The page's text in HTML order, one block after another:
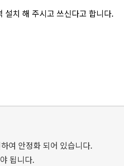
설치 해 주시고 쓰신다고 합니다.
여 안정화 되어 있습니다.
됩니다.